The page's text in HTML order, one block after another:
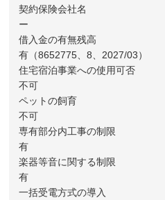
契約保険会社名
ー
借入金の有無残高
有（8652775、8、2027/03）
住宅宿泊事業への使用可否
不可
ペットの飼育
不可
専有部分内工事の制限
有
楽器等音に関する制限
有
一括受電方式の導入